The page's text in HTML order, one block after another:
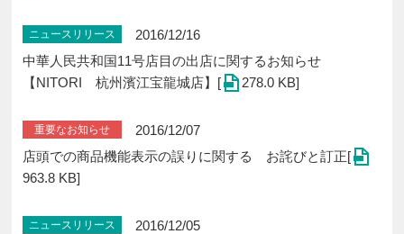
ニュースリリース
2016/12/16
中華人民共和国11号店目の出店に関するお知らせ
【NITORI 杭州濱江宝龍城店】[
278.0 KB]
重要なお知らせ
2016/12/07
店頭での商品機能表示の誤りに関する お詫びと訂正[
963.8 KB]
ニュースリリース
2016/12/05